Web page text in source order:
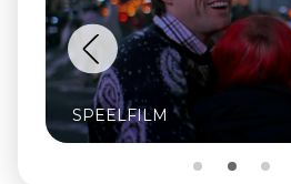
SPEELFILM